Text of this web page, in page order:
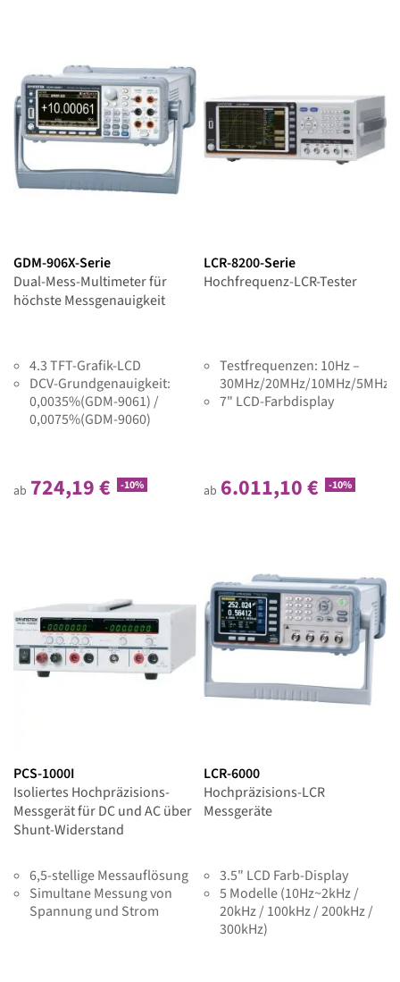
GDM-906X-Serie
Dual-Mess-Multimeter für
höchste Messgenauigkeit
4.3 TFT-Grafik-LCD
DCV-Grundgenauigkeit:
0,0035%(GDM-9061) /
0,0075%(GDM-9060)
ab 724,19 € -10%
LCR-8200-Serie
Hochfrequenz-LCR-Tester
Testfrequenzen: 10Hz –
30MHz/20MHz/10MHz/5MHz
7" LCD-Farbdisplay
ab 6.011,10 € -10%
PCS-1000I
Isoliertes Hochpräzisions-
Messgerät für DC und AC über
Shunt-Widerstand
6,5-stellige Messauflösung
Simultane Messung von
Spannung und Strom
LCR-6000
Hochpräzisions-LCR
Messgeräte
3.5" LCD Farb-Display
5 Modelle (10Hz~2kHz /
20kHz / 100kHz / 200kHz /
300kHz)